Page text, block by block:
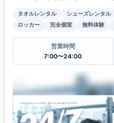
タオルレンタル シューズレンタル
ロッカー
完全個室 無料体験
営業時間
7:00〜24:00